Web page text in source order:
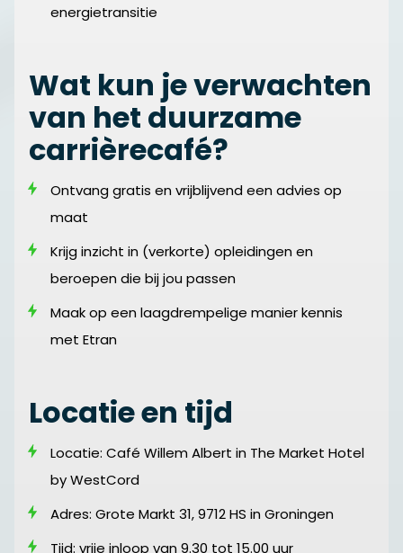
energietransitie
Wat kun je verwachten
van het duurzame
carrièrecafé?
Ontvang gratis en vrijblijvend een advies op
maat
Krijg inzicht in (verkorte) opleidingen en
beroepen die bij jou passen
Maak op een laagdrempelige manier kennis
met Etran
Locatie en tijd
Locatie: Café Willem Albert in The Market Hotel
by WestCord
Adres: Grote Markt 31, 9712 HS in Groningen
Tijd: vrije inloop van 9.30 tot 15.00 uur